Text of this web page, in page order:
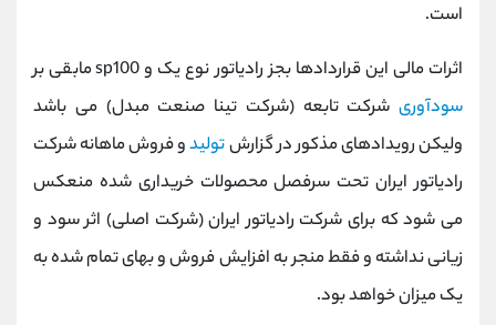
است.
اثرات مالی این قراردادها بجز رادیاتور نوع یک و sp100 مابقی بر
سودآوری شرکت تابعه (شرکت تینا صنعت مبدل) می باشد
ولیکن رویدادهای مذکور در گزارشتولیدو فروش ماهانه شرکت
رادیاتور ایران تحت سرفصل محصولات خریداری شده منعکس
می شود که برای شرکت رادیاتور ایران (شرکت اصلی) اثر سود و
زیانی نداشته و فقط منجر به افزایش فروش و بهای تمام شده به
یک میزان خواهد بود.